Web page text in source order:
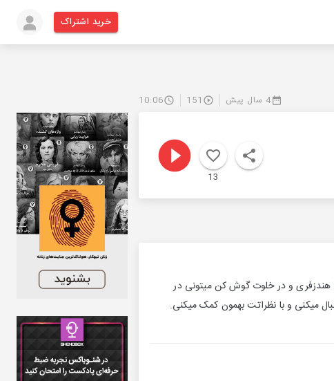
خرید اشتراک
4 سال پیش 151
10:06
13
هندزفری و در خلوت گوش کن میتونی در
میکنی و با نظراتت بهمون کمک میکنی.